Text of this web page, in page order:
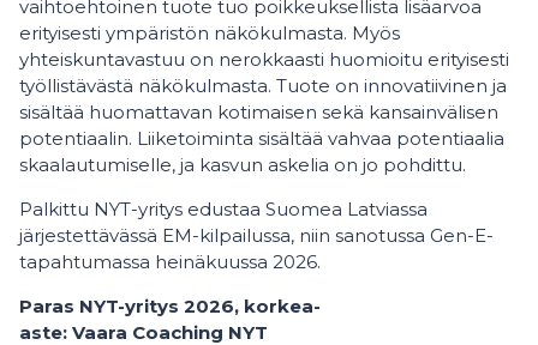
vaihtoehtoinen tuote tuo poikkeuksellista lisäarvoa
erityisesti ympäristön näkökulmasta. Myös
yhteiskuntavastuu on nerokkaasti huomioitu erityisesti
työllistävästä näkökulmasta. Tuote on innovatiivinen ja
sisältää huomattavan kotimaisen sekä kansainvälisen
potentiaalin. Liiketoiminta sisältää vahvaa potentiaalia
skaalautumiselle, ja kasvun askelia on jo pohdittu.
Palkittu NYT-yritys edustaa Suomea Latviassa
järjestettävässä EM-kilpailussa, niin sanotussa Gen-E-
tapahtumassa heinäkuussa 2026.
Paras NYT-yritys 2026, korkea-
aste: Vaara Coaching NYT